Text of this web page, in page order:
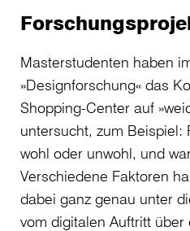
Masterstudenten haben
»Designforschung« das
Shopping-Center auf
untersucht, zum Beispiel:
wohl oder unwohl, und
Verschiedene Faktoren
dabei ganz genau unter
vom digitalen Auftritt